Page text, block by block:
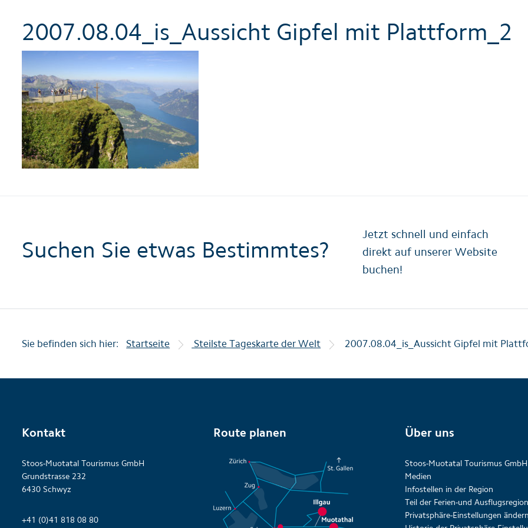
2007.08.04_is_Aussicht Gipfel mit Plattform_2
Suchen Sie etwas Bestimmtes?
Jetzt schnell und einfach
direkt auf unserer Website
buchen!
Sie befinden sich hier: Startseite Steilste Tageskarte der Welt 2007.08.04_is_Aussicht Gipfel mit
Kontakt
Stoos-Muotatal Tourismus GmbH
Grundstrasse 232
6430 Schwyz
+41 (0)41 818 08 80
Route planen Über uns
Stoos-Muotatal Tourismus GmbH
Medien
Infostellen in der Region
Teil der Ferien-und
Privatsphäre-Einstellungen ändern